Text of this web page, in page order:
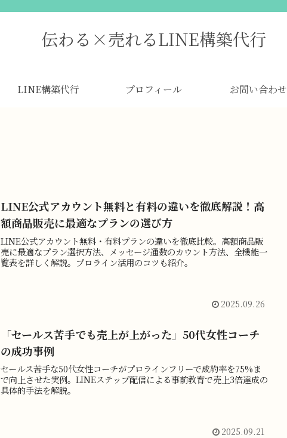
伝わる×売れるLINE構築代行
LINE構築代行 プロフィール お問い合わせ
LINE公式アカウント無料と有料の違いを徹底解説！高
額商品販売に最適なプランの選び方
LINE公式アカウント無料・有料プランの違いを徹底比較。高額商品販
売に最適なプラン選択方法、メッセージ通数のカウント方法、全機能一
覧表を詳しく解説。プロライン活用のコツも紹介。
2025.09.26
「セールス苦手でも売上が上がった」50代女性コーチ
の成功事例
セールス苦手な50代女性コーチがプロラインフリーで成約率を75%ま
で向上させた実例。LINEステップ配信による事前教育で売上3倍達成の
具体的手法を解説。
2025.09.21